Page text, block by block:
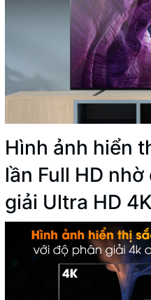
Hình ảnh hiển
lần Full HD
giải Ultra HD 4K